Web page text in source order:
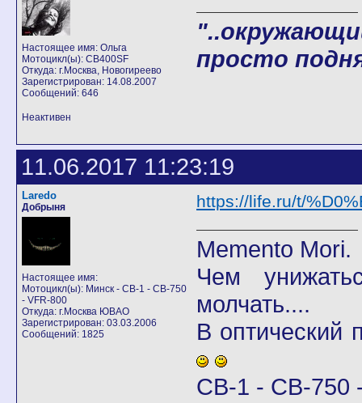
Настоящее имя: Ольга
Мотоцикл(ы): CB400SF
Откуда: г.Москва, Новогиреево
Зарегистрирован: 14.08.2007
Сообщений: 646
просто
Неактивен
11.06.2017 11:23:19
Laredo
Добрыня
Настоящее имя:
Мотоцикл(ы): Минск - CB-1 - CB-750
- VFR-800
Откуда: г.Москва ЮВАО
Зарегистрирован: 03.03.2006
Сообщений: 1825
https://life.ru/t/
Memento Mori.
Чем
молчать....
В
CB-1 - CB-750